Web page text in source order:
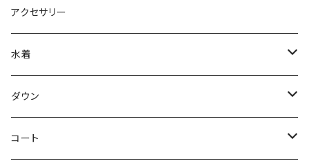
アクセサリー
水着
～44/S
46/M
ダウン
～44/S
コート